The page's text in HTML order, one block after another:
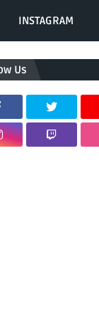
INSTAGRAM
Us